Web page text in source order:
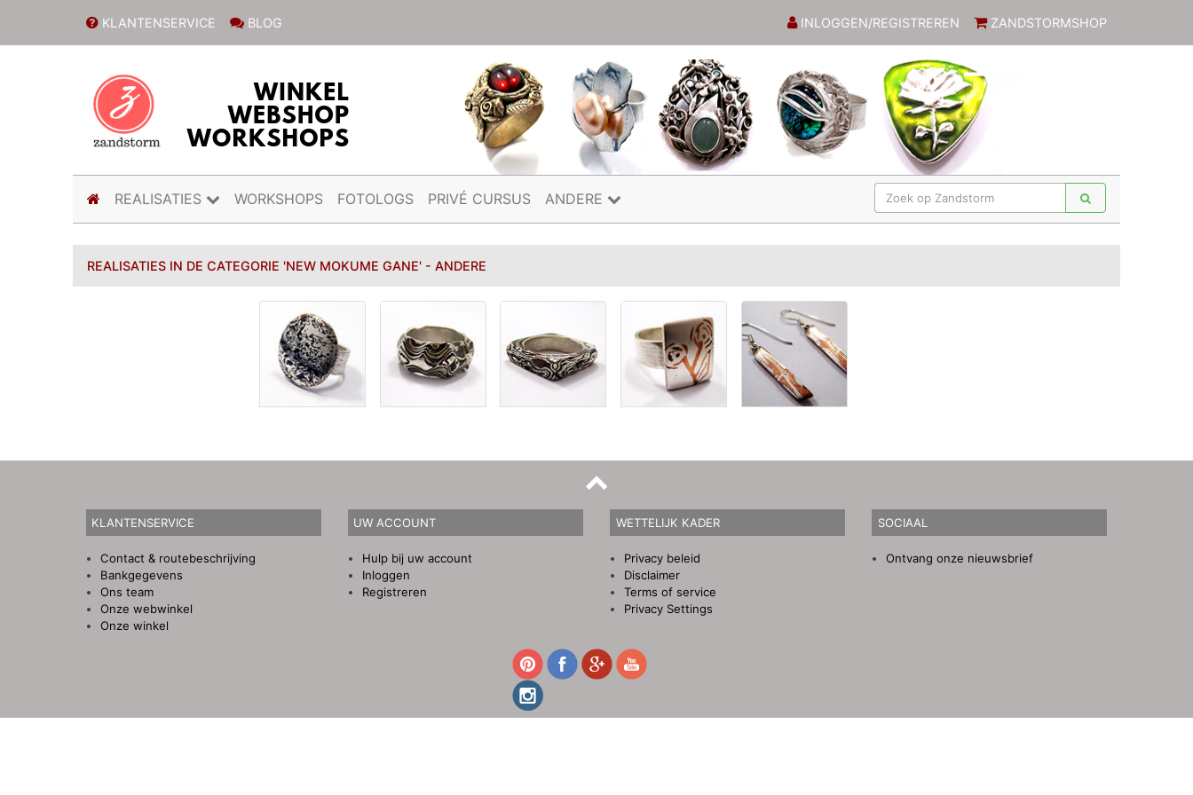
KLANTENSERVICE BLOG INLOGGEN/REGISTREREN ZANDSTORMSHOP
(current)
REALISATIES WORKSHOPS FOTOLOGS PRIVÉ CURSUS ANDERE
REALISATIES IN DE CATEGORIE 'NEW MOKUME GANE' - ANDERE
KLANTENSERVICE
Contact & routebeschrijving
Bankgegevens
Ons team
Onze webwinkel
Onze winkel
UW ACCOUNT
Hulp bij uw account
Inloggen
Registreren
WETTELIJK KADER
Privacy beleid
Disclaimer
Terms of service
Privacy Settings
SOCIAAL
Ontvang onze nieuwsbrief